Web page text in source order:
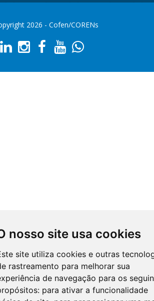
nosso site usa cookies
site utiliza cookies e outras
rastreamento para melhorar sua
de navegação para os
para ativar a funcionalidade
2026 - Cofen/CORENs